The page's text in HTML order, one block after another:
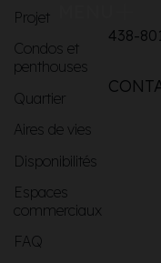
Projet
Condos et
penthouses
Quartier
Aires de vies
Disponibilités
Espaces
commerciaux
FAQ
438-